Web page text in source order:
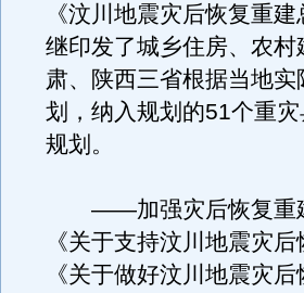
《汶川地震灾后恢复重
继印发了城乡住房、农
肃、陕西三省根据当地
划，纳入规划的51个重
规划。
——加强灾后恢复重建
《关于支持汶川地震灾
《关于做好汶川地震灾